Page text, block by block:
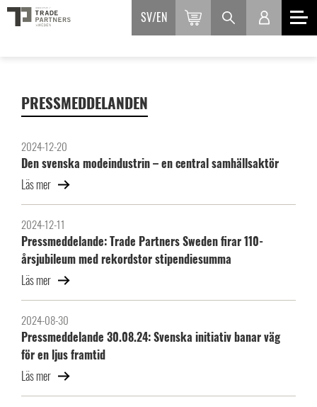
SV EN
PRESSMEDDELANDEN
2024-12-20
Den svenska modeindustrin – en central samhällsaktör
Läs mer
2024-12-11
Pressmeddelande: Trade Partners Sweden firar 110-
årsjubileum med rekordstor stipendiesumma
Läs mer
2024-08-30
Pressmeddelande 30.08.24: Svenska initiativ banar väg
för en ljus framtid
Läs mer